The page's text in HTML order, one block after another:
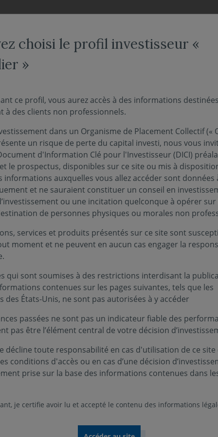
d'engagement actionnarial
actionnarial
direct avec les entreprises comme un axe
et de pratiques plus responsables.
avec les entreprises vers les sociétés
de long terme, et vers les entreprises
Cette démarche d’engagement actionnarial se
enjeux qui sont les plus matériels pour elles et pour
d’accroître leur niveau de transparence sur les sujets
sur une analyse de la performance sociale,
aux règlementations en vigueur ou à venir et
et les risques qui gravitent autour d’un émetteur.
est de permettre un dialogue entre les actionnaires et le
par la loi de l’engagement et de la démocratie
Générales des sociétés identifiées comme
négatif.
choisi le profil investisseur «
»
ce profil, vous aurez accès à des informations destinées
à des clients non professionnels.
dans un Organisme de Placement Collectif («
un risque de perte du capital investi, nous vous
d'Information Clé pour l'Investisseur (DICI)
le prospectus, disponibles sur ce site ou mis à
informations auxquelles vous allez accéder sont données
et ne sauraient constituer un conseil en
ou une incitation quelconque à opérer sur
de personnes physiques ou morales non
services et produits présentés sur ce site sont
moment et ne peuvent en aucun cas engager la
qui sont soumises à des restrictions interdisant la
contenues sur les pages suivantes, tels que les
des États-Unis, ne sont pas autorisées à y accéder
passées ne sont pas un indicateur fiable des
pas être l’élément central de votre décision
décline toute responsabilité en cas d'utilisation de ce
conditions d'accès ou en cas d’une décision
prise sur la base des informations contenues dans
je certifie avoir lu et accepté le contenu des informations